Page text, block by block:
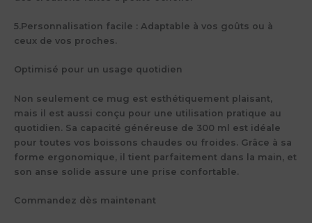
5.Personnalisation facile : Adaptable à vos goûts ou à
ceux de vos proches.
Optimisé pour un usage quotidien
Non seulement ce mug est esthétiquement plaisant,
mais il est aussi conçu pour une utilisation pratique au
quotidien. Sa capacité généreuse de 300 ml est idéale
pour toutes vos boissons chaudes ou froides. Grâce à sa
forme ergonomique, il tient parfaitement dans la main, et
son anse solide assure une prise confortable.
Commandez dès maintenant